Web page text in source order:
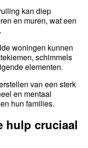
kan diep
en muren, wat een
woningen kunnen
schimmels
elementen.
van een sterk
en mentaal
hun families.
hulp cruciaal